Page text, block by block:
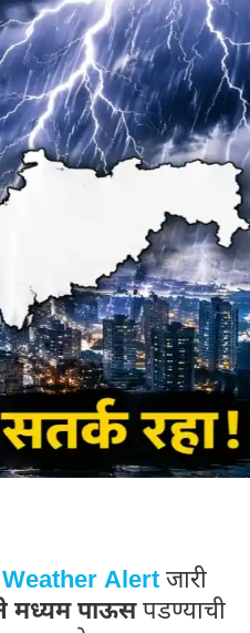
Weather Alert जारी
मध्यम पाऊसपडण्याची